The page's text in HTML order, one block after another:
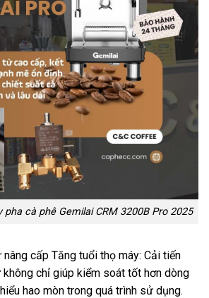
cà phê Gemilai CRM 3200B Pro 2025
cấp Tăng tuổi thọ máy: Cải tiến
chỉ giúp kiểm soát tốt hơn dòng
hao mòn trong quá trình sử dụng.